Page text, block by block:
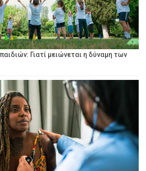
Γιατί μειώνεται η δύναμη των